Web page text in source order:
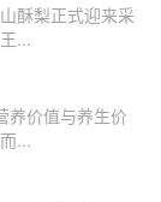
酥梨正式迎来采
...
养价值与养生价
...